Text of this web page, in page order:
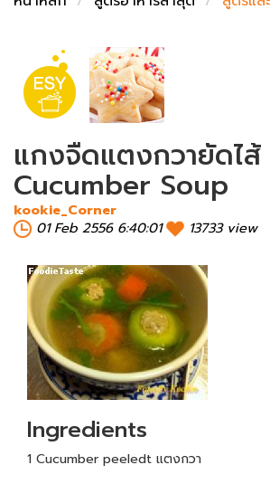
แกงจืดแตงกวายัดไ
Cucumber Soup
kookie_Corner
01 Feb 2556 6:40:01
13733 view
Ingredients
1 Cucumber peeledt แตงกวา